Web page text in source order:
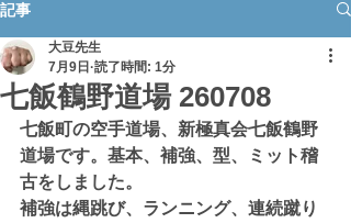
記事
七飯鶴野道場 260708
大豆先生
7月9日 読了時間: 1分
七飯町の空手道場、新極真会七飯鶴野
道場です。基本、補強、型、ミット稽
古をしました。
補強は縄跳び、ランニング、連続蹴り